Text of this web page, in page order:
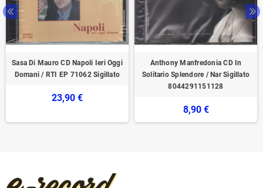
Sasa Di Mauro CD Napoli Ieri Oggi
Domani / RTI EP 71062 Sigillato
23,90 €
Anthony Manfredonia CD In
Solitario Splendore / Nar Sigillato
8044291151128
8,90 €